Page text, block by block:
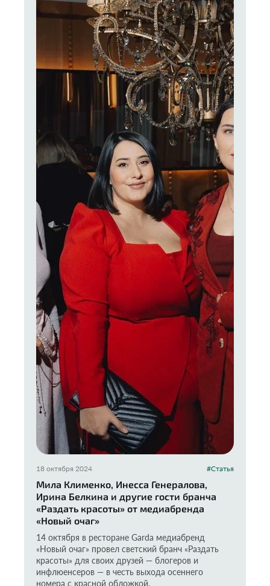
18 октября 2024 #Статья
Мила Клименко, Инесса Генералова,
Ирина Белкина и другие гости бранча
«Раздать красоты» от медиабренда
«Новый очаг»
14 октября в ресторане Garda медиабренд
«Новый очаг» провел светский бранч «Раздать
красоты» для своих друзей — блогеров и
инфлюенсеров — в честь выхода осеннего
номера с красной обложкой.